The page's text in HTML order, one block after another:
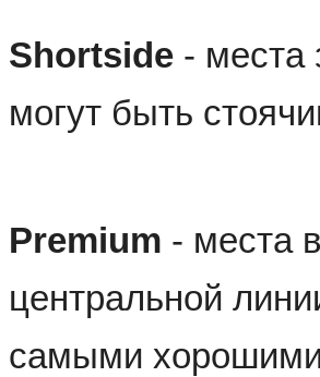
Shortside - места
могут быть
Premium - места
центральной
самыми